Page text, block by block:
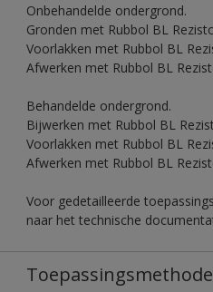
Onbehandelde ondergrond.
Gronden met Rubbol BL
Voorlakken met Rubbol BL
Afwerken met Rubbol BL
Behandelde ondergrond.
Bijwerken met Rubbol BL
Voorlakken met Rubbol BL
Afwerken met Rubbol BL
Voor gedetailleerde
naar het technische
Toepassingsmethode